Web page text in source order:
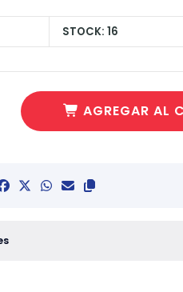
STOCK: 16
AGREGAR AL